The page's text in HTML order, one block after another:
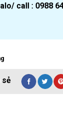
call : 0988